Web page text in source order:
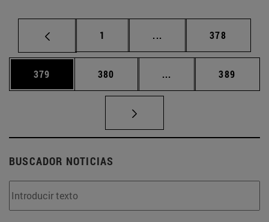
Página
1 ... Páginas intermedias
Página
378
Página
379 Página
380 ... Páginas intermedias
Página
389
BUSCADOR NOTICIAS